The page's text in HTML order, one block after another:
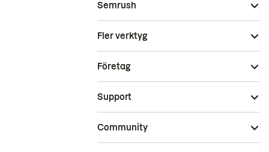
Semrush
Fler verktyg
Företag
Support
Community